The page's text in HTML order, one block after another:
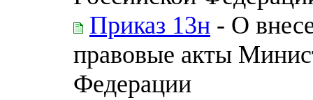
Приказ 13н - О
правовые акты
Федерации